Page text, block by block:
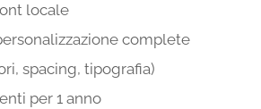
locale
complete
spacing, tipografia)
per 1 anno